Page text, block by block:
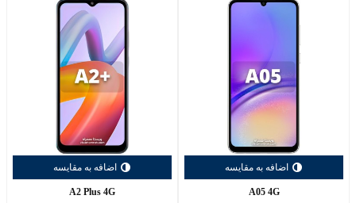
اضافه به مقایسه
A05 4G
اضافه به مقایسه
A2 Plus 4G